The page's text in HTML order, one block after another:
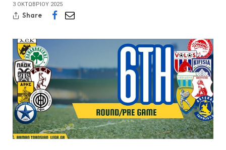
3 ΟΚΤΩΒΡΊΟΥ 2025
Share